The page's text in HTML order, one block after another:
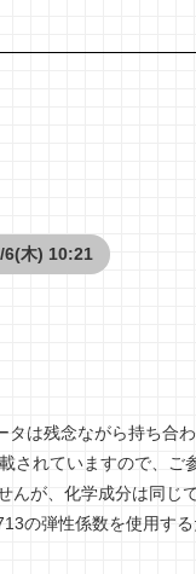
6(木) 10:21
タは残念ながら持ち合
されていますので、ご
んが、化学成分は同じ
の弾性係数を使用す